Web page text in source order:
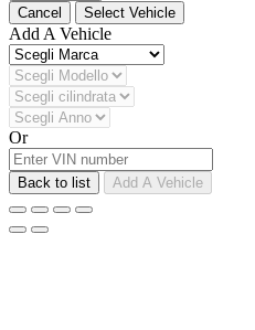
Cancel
Select Vehicle
Add A Vehicle
Or
Back to list Add A Vehicle